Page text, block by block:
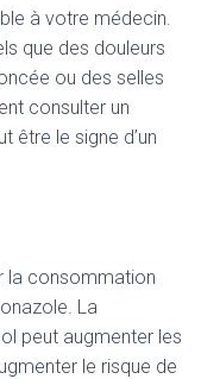
à votre médecin.
que des douleurs
ou des selles
consulter un
être le signe d’un
la consommation
La
peut augmenter les
le risque de